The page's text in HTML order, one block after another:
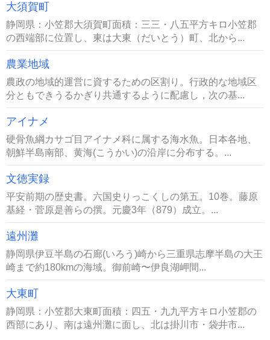
大須賀町
静岡県：小笠郡大須賀町面積：三三・八五平方キロ小笠郡
の西端部に位置し、東は大東（だいとう）町、北から...
農業地域
農政の地域的運営に資するための区割り。行政的な地域区
分ともできうるかぎり共通するように配慮し，次の基...
アイナメ
硬骨魚綱カサゴ目アイナメ科に属する海水魚。日本各地、
朝鮮半島南部、黄海(こうかい)の沿岸に分布する。...
文徳実録
平安前期の歴史書。六国史りっこくしの第五。10巻。藤原
基経・菅原是善らの撰。元慶3年（879）成立。...
遠州灘
静岡県伊豆半島の石廊(いろう)崎から三重県志摩半島の大王
崎まで約180kmの海域。御前崎〜伊良湖岬間...
大東町
静岡県：小笠郡大東町面積：四五・九九平方キロ小笠郡の
西部にあり、南は遠州灘に面し、北は掛川市・袋井市...